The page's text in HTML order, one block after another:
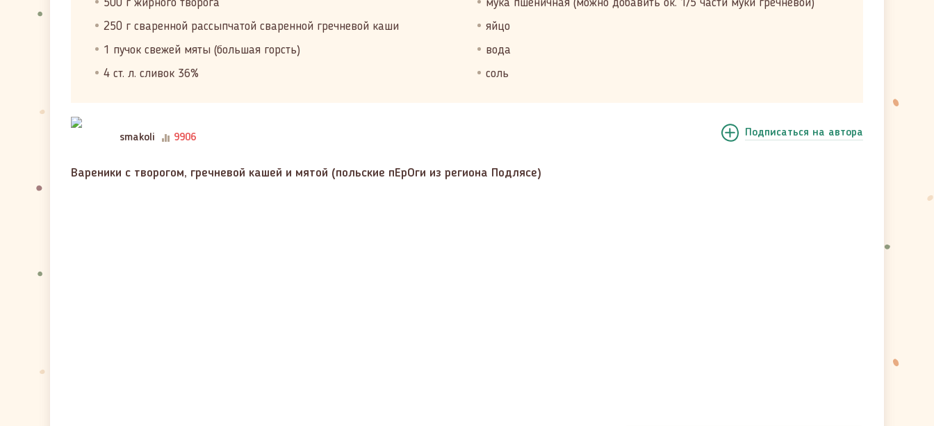
500 г жирного творога
250 г сваренной рассыпчатой сваренной гречневой каши
1 пучок свежей мяты (большая горсть)
4 ст. л. сливок 36%
мука пшеничная (можно добавить ок. 1/5 части муки гречневой)
яйцо
вода
соль
smakoli 9906 Подписаться на автора
Вареники с творогом, гречневой кашей и мятой (польские пЕрОги из региона Подлясе)